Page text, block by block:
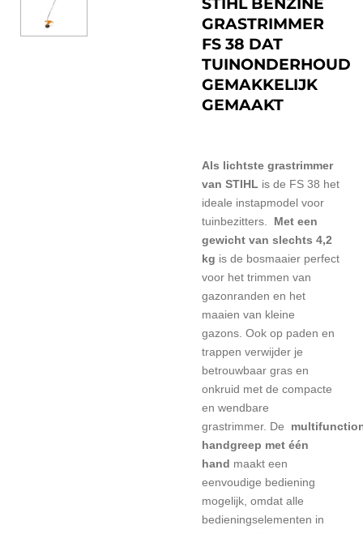
GRASTRIMMER
FS 38 DAT
TUINONDERHOUD
GEMAKKELIJK
GEMAAKT
Als lichtste grastrimmer
van STIHL is de FS 38 het
ideale instapmodel voor
tuinbezitters.
Met een
gewicht van slechts 4,2
kg is de bosmaaier perfect
voor het trimmen van
gazonranden en het
maaien van kleine
gazons. Ook op paden en
trappen verwijder je
betrouwbaar gras en
onkruid met de compacte
en wendbare
grastrimmer. De
handgreep met één
hand maakt een
eenvoudige bediening
mogelijk, omdat alle
bedieningselementen in